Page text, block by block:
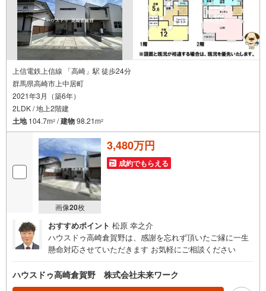
上信電鉄上信線 「高崎」駅 徒歩24分
群馬県高崎市上中居町
2021年3月（築6年）
2LDK / 地上2階建
土地104.7m2 /建物98.21m2
画像20枚
3,480万円
成約でもらえる
おすすめポイント 松原 幸之介
ハウスドゥ高崎倉賀野は、感謝を忘れず頂いたご縁に一生
懸命対応させていただきます お気軽にご相談ください
ハウスドゥ高崎倉賀野 株式会社未来ワーク